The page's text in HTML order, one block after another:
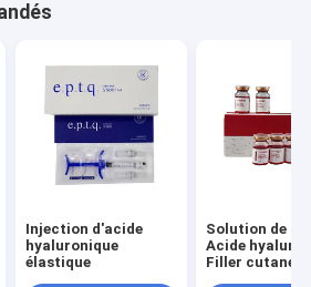
Injection d'acide
hyaluronique
élastique
Solution de
Acide
Filler cutané